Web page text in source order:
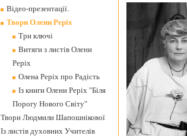
Відео-презентації.
Твори Олени Реріх
Три ключі
Витяги з листів Олени
Реріх
Олена Реріх про Радість
Із книги Олени Реріх "Біля
Порогу Нового Світу"
Твори Людмили Шапошнікової
Із листів духовних Учителів